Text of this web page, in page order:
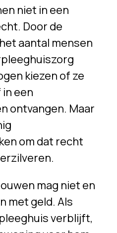
niet in een
Door de
aantal mensen
kiezen of ze
een
ontvangen. Maar
om dat recht
mag niet en
met geld. Als
verblijft,